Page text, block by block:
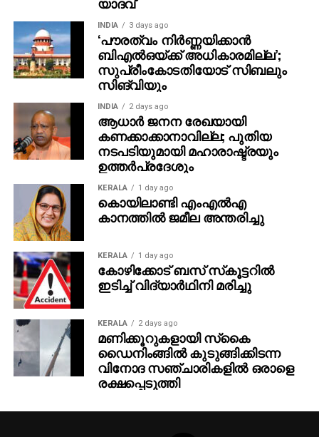
സിങ്‌വിയും
INDIA 2 days ago
ആധാർ ജനന രേഖയായി
കണക്കാക്കാനാവില്ല; പുതിയ
നടപടിയുമായി മഹാരാഷ്ട്രയും
ഉത്തർപ്രദേശും
KERALA 1 day ago
കൊയിലാണ്ടി എംഎല്‍എ
കാനത്തില്‍ ജമീല അന്തരിച്ചു
KERALA
കോഴിക്കോട് ബസ് സ്‌കൂട്ടറില്‍
ഇടിച്ച് വിദ്യാര്‍ഥിനി മരിച്ചു
മണിക്കൂറുകളായി സ്‌കൈ
ഡൈനിംങ്ങില്‍ കുടുങ്ങിക്കിടന്ന
വിനോദ സഞ്ചാരികളില്‍ ഒരാളെ